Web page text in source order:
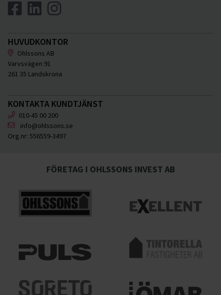
HUVUDKONTOR
Ohlssons AB
Varvsvägen 91
261 35 Landskrona
KONTAKTA KUNDTJÄNST
010-45 00 200
info@ohlssons.se
Org.nr: 556559-3497
FÖRETAG I OHLSSONS INVEST AB